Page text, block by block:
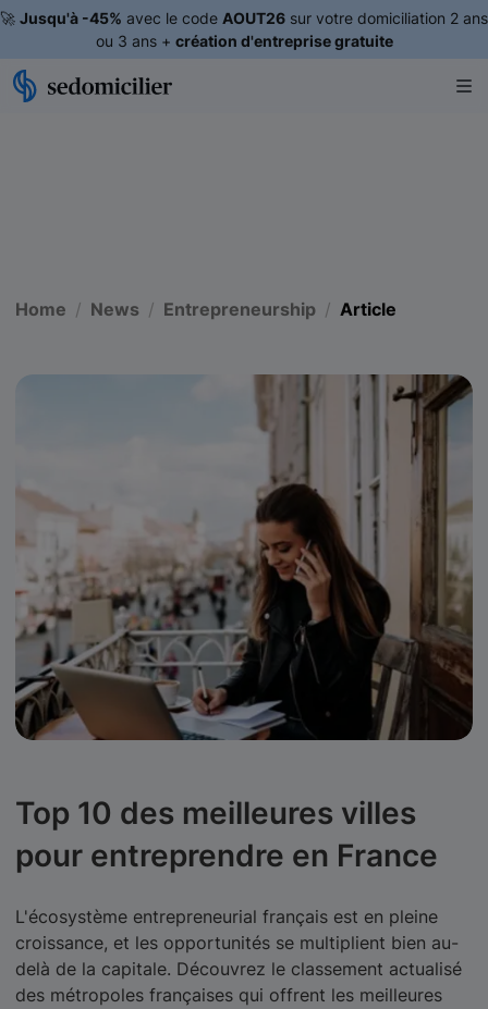
🚀 Jusqu'à -45% avec le code AOUT26 sur votre domiciliation 2 ans
ou 3 ans + création d'entreprise gratuite
Home News Entrepreneurship Article
Top 10 des meilleures villes
pour entreprendre en France
L'écosystème entrepreneurial français est en pleine
croissance, et les opportunités se multiplient bien au-
delà de la capitale. Découvrez le classement actualisé
des métropoles françaises qui offrent les meilleures